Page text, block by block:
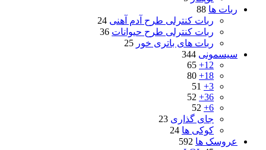
ربات ها 88
ربات کنترلی طرح آدم آهنی 24
ربات کنترلی طرح حیوانات 36
ربات های باتری خور 25
سیسمونی 344
12+
65
18+
80
3+
51
36+
52
6+
52
جای گذاری 23
کوکی ها 24
عروسک ها 592